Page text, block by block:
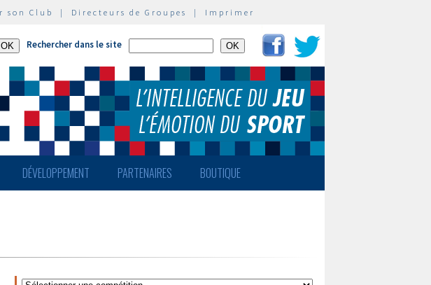
son Club | Directeurs de Groupes | Imprimer
Rechercher dans le site
DÉVELOPPEMENT PARTENAIRES BOUTIQUE